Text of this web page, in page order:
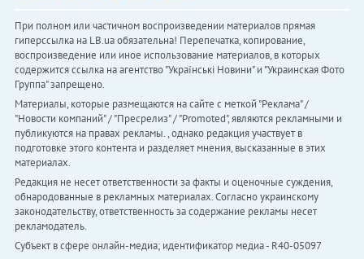
При полном или частичном воспроизведении материалов прямая
гиперссылка на LB.ua обязательна! Перепечатка, копирование,
воспроизведение или иное использование материалов, в которых
содержится ссылка на агентство "Українськi Новини" и "Украинская Фото
Группа" запрещено.
Материалы, которые размещаются на сайте с меткой "Реклама" /
"Новости компаний" / "Пресрелиз" / "Promoted", являются рекламными и
публикуются на правах рекламы. , однако редакция участвует в
подготовке этого контента и разделяет мнения, высказанные в этих
материалах.
Редакция не несет ответственности за факты и оценочные суждения,
обнародованные в рекламных материалах. Согласно украинскому
законодательству, ответственность за содержание рекламы несет
рекламодатель.
Субъект в сфере онлайн-медиа; идентификатор медиа - R40-05097